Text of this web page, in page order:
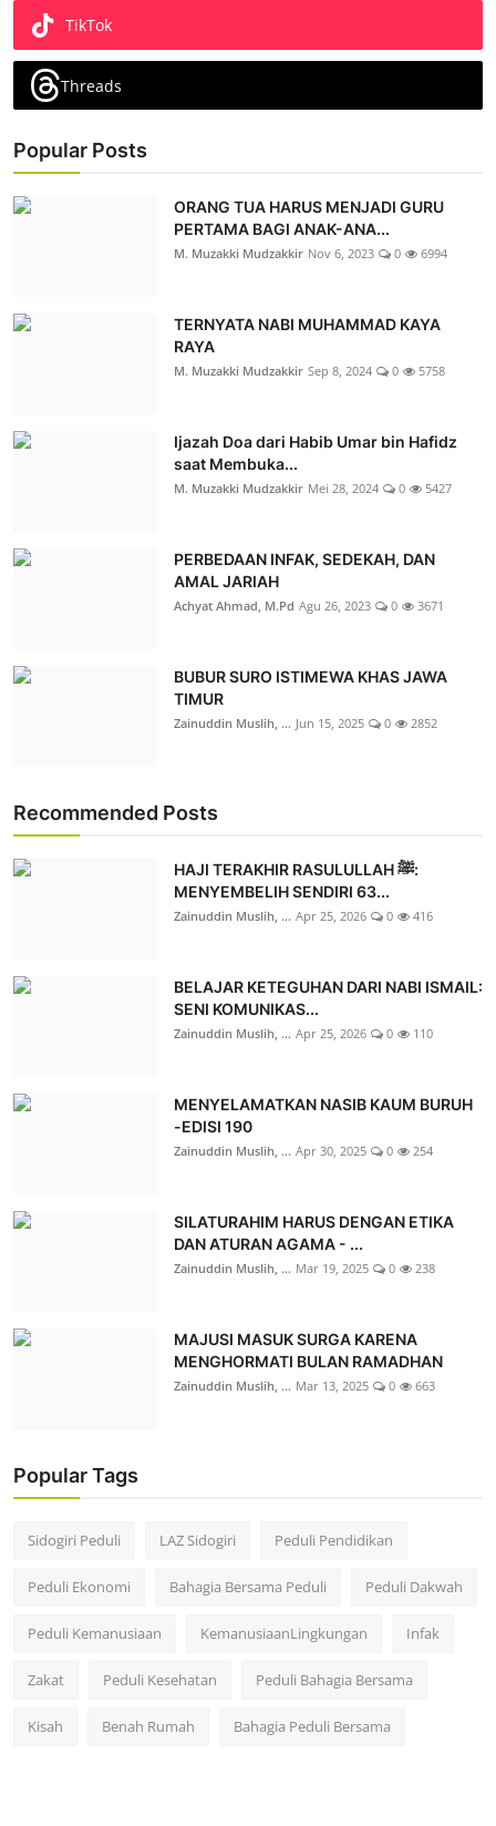
TikTok
Threads
Popular Posts
ORANG TUA HARUS MENJADI GURU
PERTAMA BAGI ANAK-ANA...
M. Muzakki Mudzakkir Nov 6, 2023 0 6994
TERNYATA NABI MUHAMMAD KAYA
RAYA
M. Muzakki Mudzakkir Sep 8, 2024 0 5758
Ijazah Doa dari Habib Umar bin Hafidz
saat Membuka...
M. Muzakki Mudzakkir Mei 28, 2024 0 5427
PERBEDAAN INFAK, SEDEKAH, DAN
AMAL JARIAH
Achyat Ahmad, M.Pd Agu 26, 2023 0 3671
BUBUR SURO ISTIMEWA KHAS JAWA
TIMUR
Zainuddin Muslih, ... Jun 15, 2025 0 2852
Recommended Posts
HAJI TERAKHIR RASULULLAH ﷺ:
MENYEMBELIH SENDIRI 63...
Zainuddin Muslih, ... Apr 25, 2026 0 416
BELAJAR KETEGUHAN DARI NABI ISMAIL:
SENI KOMUNIKAS...
Zainuddin Muslih, ... Apr 25, 2026 0 110
MENYELAMATKAN NASIB KAUM BURUH
-EDISI 190
Zainuddin Muslih, ... Apr 30, 2025 0 254
SILATURAHIM HARUS DENGAN ETIKA
DAN ATURAN AGAMA - ...
Zainuddin Muslih, ... Mar 19, 2025 0 238
MAJUSI MASUK SURGA KARENA
MENGHORMATI BULAN RAMADHAN
Zainuddin Muslih, ... Mar 13, 2025 0 663
Popular Tags
Sidogiri Peduli LAZ Sidogiri Peduli Pendidikan
Peduli Ekonomi Bahagia Bersama Peduli Peduli Dakwah
Peduli Kemanusiaan KemanusiaanLingkungan Infak
Zakat Peduli Kesehatan Peduli Bahagia Bersama
Kisah Benah Rumah Bahagia Peduli Bersama